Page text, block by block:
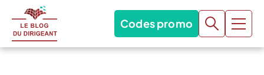
Codes promo